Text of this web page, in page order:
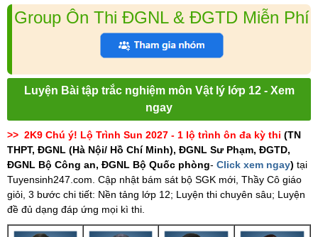
Group Ôn Thi ĐGNL & ĐGTD Miễn Phí
Luyện Bài tập trắc nghiệm môn Vật lý lớp 12 - Xem
ngay
>> 2K9 Chú ý! Lộ Trình Sun 2027 - 1 lộ trình ôn đa kỳ thi (TN
THPT, ĐGNL (Hà Nội/ Hồ Chí Minh), ĐGNL Sư Phạm, ĐGTD,
ĐGNL Bộ Công an, ĐGNL Bộ Quốc phòng- Click xem ngay) tại
Tuyensinh247.com. Cập nhật bám sát bộ SGK mới, Thầy Cô giáo
giỏi, 3 bước chi tiết: Nền tảng lớp 12; Luyện thi chuyên sâu; Luyện
đề đủ dạng đáp ứng mọi kì thi.